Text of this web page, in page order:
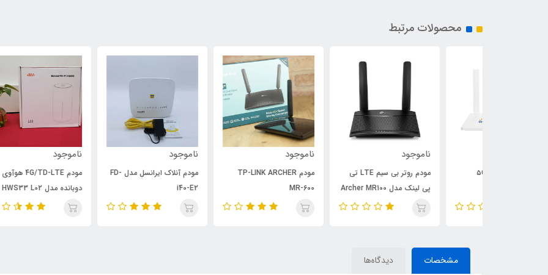
محصولات مرتبط
مودم روتر بی سیم LTE تی
پی لینک مدل Archer MR100
مودم TP-LINK ARCHER
MR-600
مودم آنلاک ایرانسل مدل FD-
مودم 4G/TD-LTE هوآوی
2
مشخصات دیدگاه‌ها